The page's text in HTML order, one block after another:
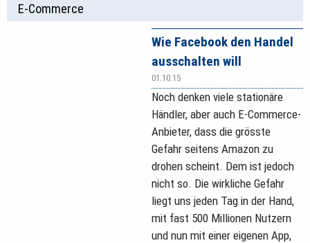
E-Commerce
Wie Facebook den Handel
ausschalten will
01.10.15
Noch denken viele stationäre
Händler, aber auch E-Commerce-
Anbieter, dass die grösste
Gefahr seitens Amazon zu
drohen scheint. Dem ist jedoch
nicht so. Die wirkliche Gefahr
liegt uns jeden Tag in der Hand,
mit fast 500 Millionen Nutzern
und nun mit einer eigenen App,